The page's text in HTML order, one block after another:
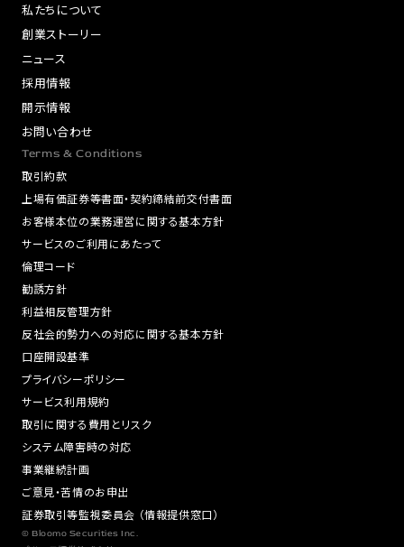
私たちについて
創業ストーリー
ニュース
採用情報
開示情報
お問い合わせ
Terms & Conditions
取引約款
上場有価証券等書面・契約締結前交付書面
お客様本位の業務運営に関する基本方針
サービスのご利用にあたって
倫理コード
勧誘方針
利益相反管理方針
反社会的勢力への対応に関する基本方針
口座開設基準
プライバシーポリシー
サービス利用規約
取引に関する費用とリスク
システム障害時の対応
事業継続計画
ご意見・苦情のお申出
証券取引等監視委員会 （情報提供窓口）
© Bloomo Securities Inc.